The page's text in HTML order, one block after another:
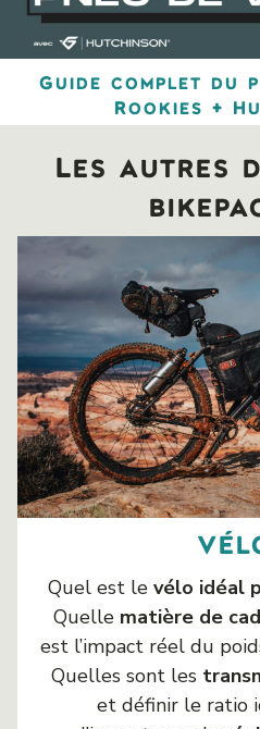
Guide complet du
Rookies +
Les autres
Quel est le vélo idéal
Quelle matière de
est l’impact réel du
Quelles sont les
et définir le ratio